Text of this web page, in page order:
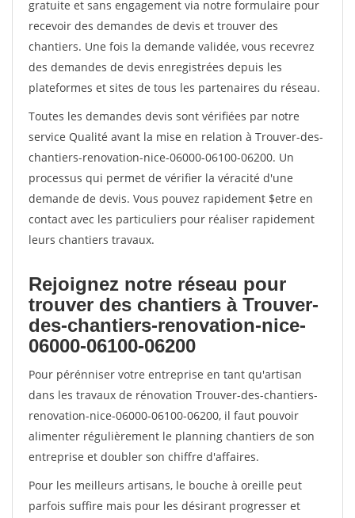
gratuite et sans engagement via notre formulaire pour
recevoir des demandes de devis et trouver des
chantiers. Une fois la demande validée, vous recevrez
des demandes de devis enregistrées depuis les
plateformes et sites de tous les partenaires du réseau.
Toutes les demandes devis sont vérifiées par notre
service Qualité avant la mise en relation à Trouver-des-
chantiers-renovation-nice-06000-06100-06200. Un
processus qui permet de vérifier la véracité d'une
demande de devis. Vous pouvez rapidement $etre en
contact avec les particuliers pour réaliser rapidement
leurs chantiers travaux.
Rejoignez notre réseau pour
trouver des chantiers à Trouver-
des-chantiers-renovation-nice-
06000-06100-06200
Pour pérénniser votre entreprise en tant qu'artisan
dans les travaux de rénovation Trouver-des-chantiers-
renovation-nice-06000-06100-06200, il faut pouvoir
alimenter régulièrement le planning chantiers de son
entreprise et doubler son chiffre d'affaires.
Pour les meilleurs artisans, le bouche à oreille peut
parfois suffire mais pour les désirant progresser et